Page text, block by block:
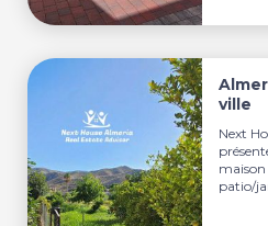
ville
Next
maison
patio/